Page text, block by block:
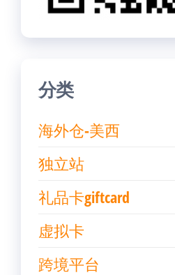
分类
海外仓-美西
独立站
礼品卡giftcard
虚拟卡
跨境平台